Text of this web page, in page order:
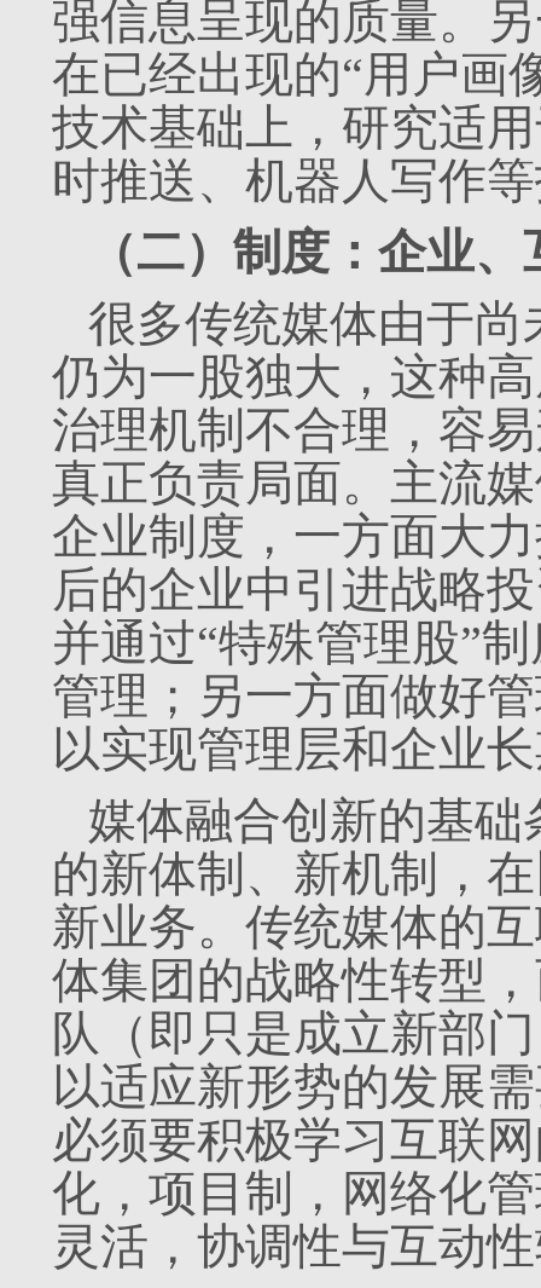
强信息呈现的质量。
在已经出现的“用户画
技术基础上，研究适
时推送、机器人写作
（二）制度：企业
很多传统媒体由于
仍为一股独大，这种
治理机制不合理，容
真正负责局面。主流
企业制度，一方面大
后的企业中引进战略
并通过“特殊管理股”
管理；另一方面做好
以实现管理层和企业
媒体融合创新的基
的新体制、新机制，
新业务。传统媒体的
体集团的战略性转型
队（即只是成立新部
以适应新形势的发展
必须要积极学习互联
化，项目制，网络化
灵活，协调性与互动